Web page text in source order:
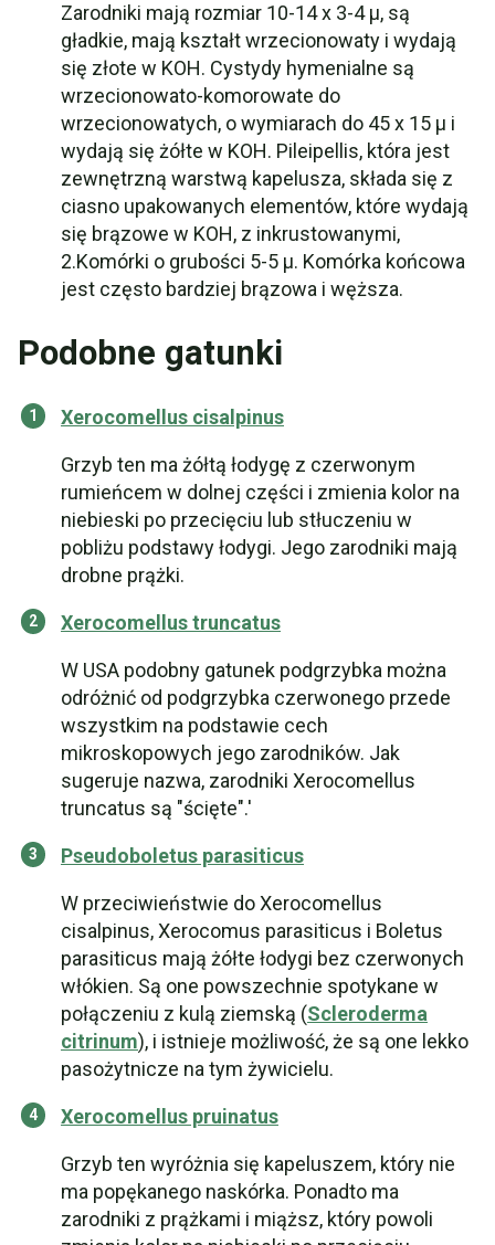
Zarodniki mają rozmiar 10-14 x 3-4 µ, są
gładkie, mają kształt wrzecionowaty i wydają
się złote w KOH. Cystydy hymenialne są
wrzecionowato-komorowate do
wrzecionowatych, o wymiarach do 45 x 15 µ i
wydają się żółte w KOH. Pileipellis, która jest
zewnętrzną warstwą kapelusza, składa się z
ciasno upakowanych elementów, które wydają
się brązowe w KOH, z inkrustowanymi,
2.Komórki o grubości 5-5 µ. Komórka końcowa
jest często bardziej brązowa i węższa.
Podobne gatunki
Xerocomellus cisalpinus
Grzyb ten ma żółtą łodygę z czerwonym
rumieńcem w dolnej części i zmienia kolor na
niebieski po przecięciu lub stłuczeniu w
pobliżu podstawy łodygi. Jego zarodniki mają
drobne prążki.
Xerocomellus truncatus
W USA podobny gatunek podgrzybka można
odróżnić od podgrzybka czerwonego przede
wszystkim na podstawie cech
mikroskopowych jego zarodników. Jak
sugeruje nazwa, zarodniki Xerocomellus
truncatus są "ścięte".'
Pseudoboletus parasiticus
W przeciwieństwie do Xerocomellus
cisalpinus, Xerocomus parasiticus i Boletus
parasiticus mają żółte łodygi bez czerwonych
włókien. Są one powszechnie spotykane w
połączeniu z kulą ziemską (Scleroderma
citrinum), i istnieje możliwość, że są one lekko
pasożytnicze na tym żywicielu.
Xerocomellus pruinatus
Grzyb ten wyróżnia się kapeluszem, który nie
ma popękanego naskórka. Ponadto ma
zarodniki z prążkami i miąższ, który powoli